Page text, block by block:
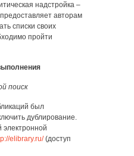
надстройка –
авторам
списки своих
пройти
поиск
был
дублирование.
электронной
elibrary.ru/ (доступ